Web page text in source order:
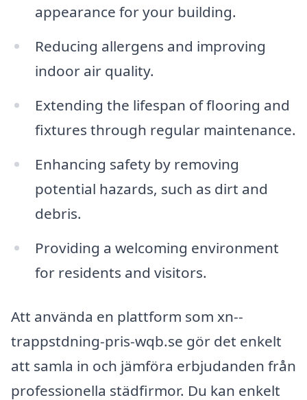
appearance for your building.
Reducing allergens and improving
indoor air quality.
Extending the lifespan of flooring and
fixtures through regular maintenance.
Enhancing safety by removing
potential hazards, such as dirt and
debris.
Providing a welcoming environment
for residents and visitors.
Att använda en plattform som xn--
trappstdning-pris-wqb.se gör det enkelt
att samla in och jämföra erbjudanden från
professionella städfirmor. Du kan enkelt